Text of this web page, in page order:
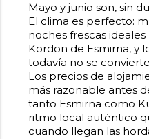
Mayo y junio son, sin
El clima es perfecto:
noches frescas
Kordon de Esmirna, y
todavía no se
Los precios de
más razonable antes
tanto Esmirna como
ritmo local auténtico
cuando llegan las